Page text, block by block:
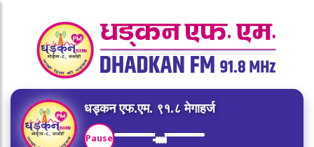
धड्कन एफ.एम. ९१.८ मेगाहर्ज
Pause